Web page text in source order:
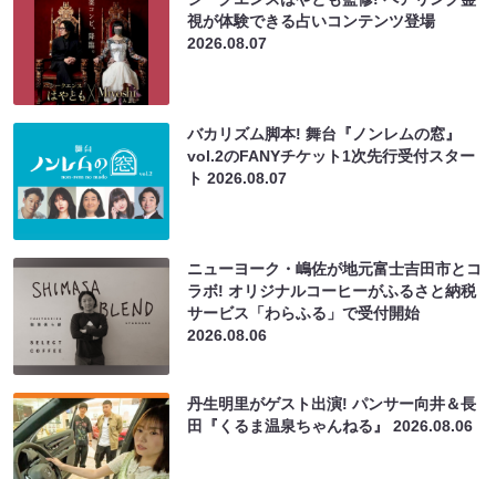
視が体験できる占いコンテンツ登場
2026.08.07
バカリズム脚本! 舞台『ノンレムの窓』
vol.2のFANYチケット1次先行受付スター
ト2026.08.07
ニューヨーク・嶋佐が地元富士吉田市とコ
ラボ! オリジナルコーヒーがふるさと納税
サービス「わらふる」で受付開始
2026.08.06
丹生明里がゲスト出演! パンサー向井＆長
田『くるま温泉ちゃんねる』2026.08.06